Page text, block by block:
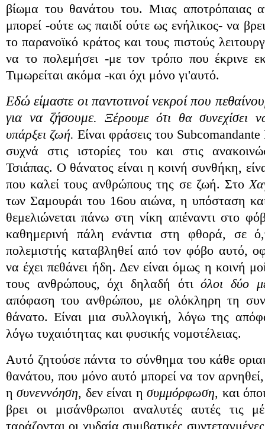
βίωμα του θανάτου του. Μιας αποτρόπαιας
μπορεί -ούτε ως παιδί ούτε ως ενήλικος- να
το παρανοϊκό κράτος και τους πιστούς
να το πολεμήσει -με τον τρόπο που έκρινε
Τιμωρείται ακόμα -και όχι μόνο γι'αυτό.
Εδώ είμαστε οι παντοτινοί νεκροί που
για να ζήσουμε. Ξέρουμε ότι θα συνεχίσει
υπάρξει ζωή. Είναι φράσεις του
συχνά στις ιστορίες του και στις
Τσιάπας. Ο θάνατος είναι η κοινή συνθήκη,
που καλεί τους ανθρώπους της σε ζωή. Στο
των Σαμουράι του 16ου αιώνα, η υπόσταση
θεμελιώνεται πάνω στη νίκη απέναντι στο
καθημερινή πάλη ενάντια στη φθορά, σε
πολεμιστής καταβληθεί από τον φόβο αυτό,
να έχει πεθάνει ήδη. Δεν είναι όμως η κοινή
τους ανθρώπους, όχι δηλαδή ότιόλοι δύο
απόφαση του ανθρώπου, με ολόκληρη τη
θάνατο. Είναι μια συλλογική, λόγω της
λόγω τυχαιότητας και φυσικής νομοτέλειας.
Αυτό ζητούσε πάντα το σύνθημα του κάθε
θανάτου, που μόνο αυτό μπορεί να τον
ησυνεννόηση, δεν είναι ησυμμόρφωση, και
βρει οι μισάνθρωποι αναλυτές αυτές τις
ταράζονται οι χυδαία συμβατικές